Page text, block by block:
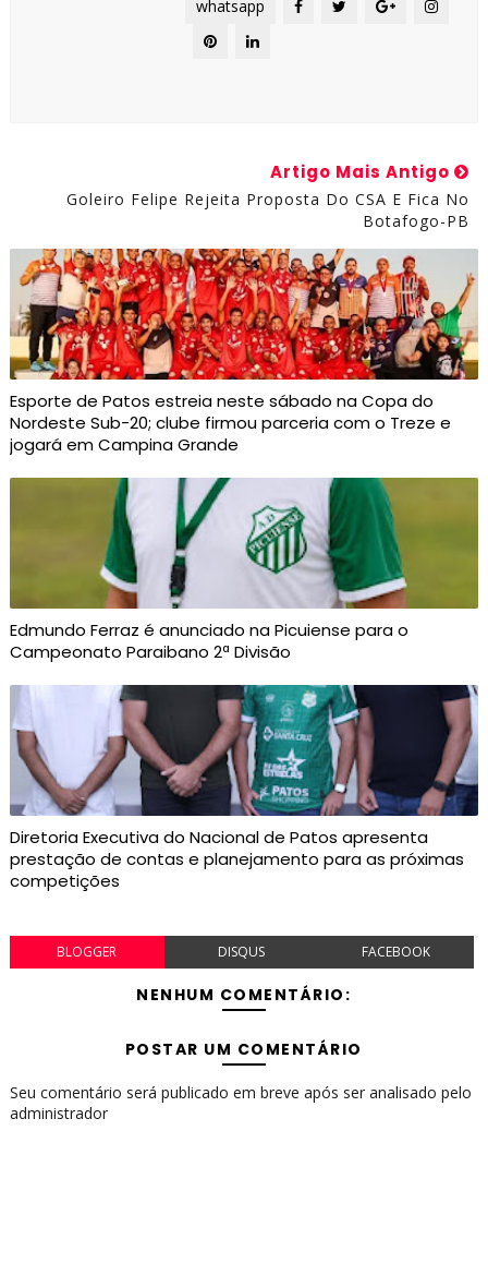
whatsapp
Artigo Mais Antigo
Goleiro Felipe Rejeita Proposta Do CSA E Fica No
Botafogo-PB
Esporte de Patos estreia neste sábado na Copa do
Nordeste Sub-20; clube firmou parceria com o Treze e
jogará em Campina Grande
Edmundo Ferraz é anunciado na Picuiense para o
Campeonato Paraibano 2ª Divisão
Diretoria Executiva do Nacional de Patos apresenta
prestação de contas e planejamento para as próximas
competições
BLOGGER DISQUS FACEBOOK
NENHUM COMENTÁRIO:
POSTAR UM COMENTÁRIO
Seu comentário será publicado em breve após ser analisado pelo
administrador